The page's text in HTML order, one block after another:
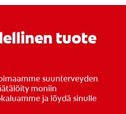
tuote
suunterveyden
moniin
ja löydä sinulle